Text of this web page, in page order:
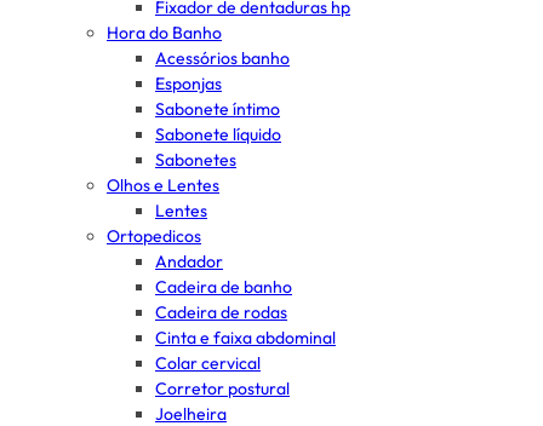
Fixador de dentaduras hp
Hora do Banho
Acessórios banho
Esponjas
Sabonete íntimo
Sabonete líquido
Sabonetes
Olhos e Lentes
Lentes
Ortopedicos
Andador
Cadeira de banho
Cadeira de rodas
Cinta e faixa abdominal
Colar cervical
Corretor postural
Joelheira